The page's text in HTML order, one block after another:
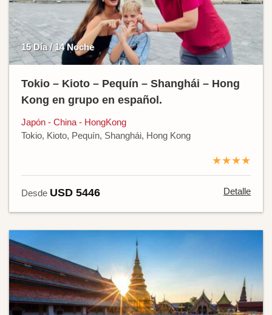
15 Día / 14 Noche
Tokio – Kioto – Pequín – Shanghái – Hong
Kong en grupo en español.
Japón - China - HongKong
Tokio, Kioto, Pequín, Shanghái, Hong Kong
★★★★
Desde USD 5446 Detalle